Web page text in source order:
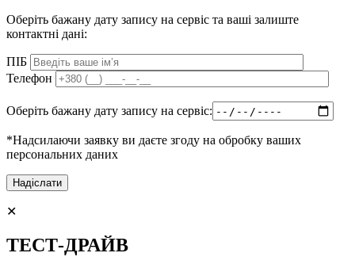
Оберіть бажану дату запису на сервіс та ваші залиште
контактні дані:
ПІБ
Телефон
Оберіть бажану дату запису на сервіс:
*Надсилаючи заявку ви даєте згоду на обробку ваших
персональних даних
✕
ТЕСТ-ДРАЙВ